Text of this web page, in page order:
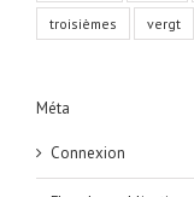
troisièmes vergt
Méta
Connexion